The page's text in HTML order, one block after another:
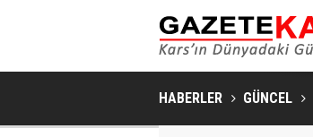
HABERLER GÜNCEL